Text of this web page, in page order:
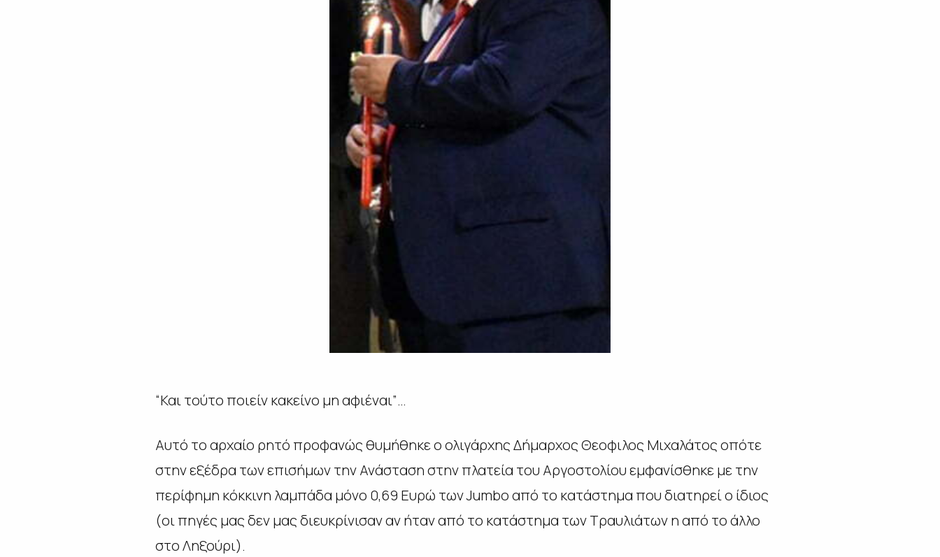
“Και τούτο ποιείν κακείνο μη αφιέναι”…
Αυτό το αρχαίο ρητό προφανώς θυμήθηκε ο ολιγάρχης Δήμαρχος Θεοφιλος Μιχαλάτος οπότε
στην εξέδρα των επισήμων την Ανάσταση στην πλατεία του Αργοστολίου εμφανίσθηκε με την
περίφημη κόκκινη λαμπάδα μόνο 0,69 Ευρώ των Jumbo από το κατάστημα που διατηρεί ο ίδιος
(οι πηγές μας δεν μας διευκρίνισαν αν ήταν από το κατάστημα των Τραυλιάτων η από το άλλο
στο Ληξούρι).